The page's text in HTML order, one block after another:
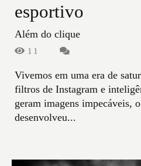
esportivo
Além do clique
11
Vivemos em uma era de
filtros de Instagram e
geram imagens impecáveis,
desenvolveu...